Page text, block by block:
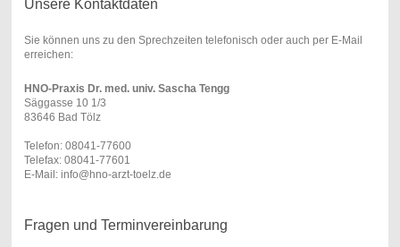
Unsere Kontaktdaten
Sie können uns zu den Sprechzeiten telefonisch oder auch per E-Mail
erreichen:
HNO-Praxis Dr. med. univ. Sascha Tengg
Säggasse 10 1/3
83646 Bad Tölz
Telefon: 08041-77600
Telefax: 08041-77601
E-Mail: info@hno-arzt-toelz.de
Fragen und Terminvereinbarung